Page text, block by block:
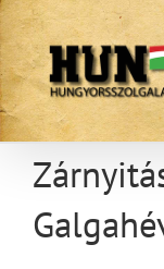
Kihagyás